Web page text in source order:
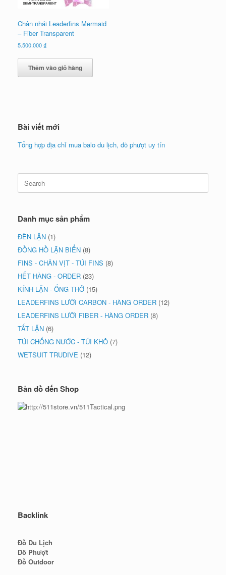
Chân nhái Leaderfins Mermaid
– Fiber Transparent
5.500.000₫
Thêm vào giỏ hàng
Bài viết mới
Tổng hợp địa chỉ mua balo du lịch, đồ phượt uy tín
Search
for:
Danh mục sản phẩm
ĐÈN LẶN (1)
ĐỒNG HỒ LẶN BIỂN (8)
FINS - CHÂN VỊT - TÚI FINS (8)
HẾT HÀNG - ORDER (23)
KÍNH LẶN - ỐNG THỞ (15)
LEADERFINS LƯỠI CARBON - HÀNG ORDER (12)
LEADERFINS LƯỠI FIBER - HÀNG ORDER (8)
TẤT LẶN (6)
TÚI CHỐNG NƯỚC - TÚI KHÔ (7)
WETSUIT TRUDIVE (12)
Bản đồ đến Shop
Backlink
Đồ Du Lịch
Đồ Phượt
Đồ Outdoor